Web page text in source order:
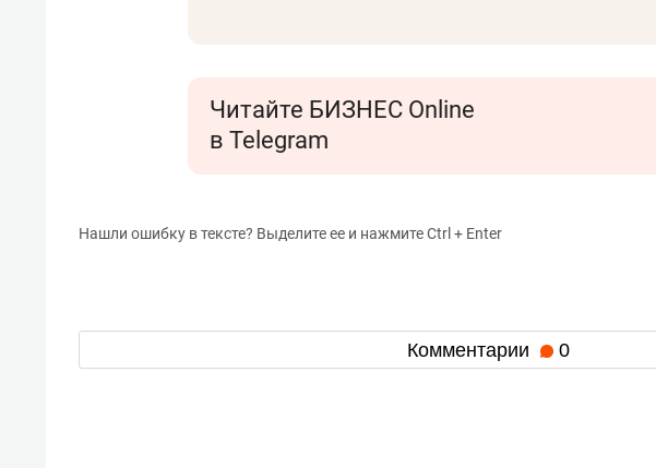
Читайте БИЗНЕС Online
в Telegram
Нашли ошибку в тексте? Выделите ее и нажмите Ctrl + Enter
Комментарии 0